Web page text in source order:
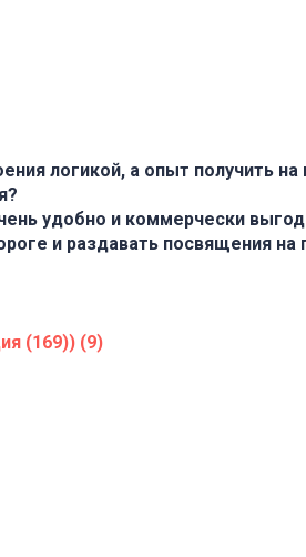
логикой, а опыт получить
удобно и коммерчески
и раздавать посвящения на